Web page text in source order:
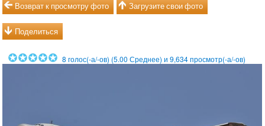
Возврат к просмотру фото Загрузите свои фото
Поделиться
8 голос(-а/-ов) (5.00 Среднее) и9,634просмотр(-а/-ов)